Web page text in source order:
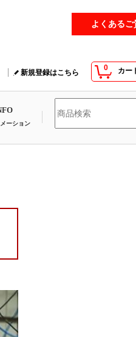
よくあるご
0 カー
新規登録はこちら
ーション